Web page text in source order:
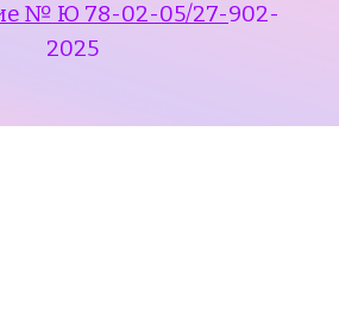
№ Ю 78-02-05/27-902-
2025